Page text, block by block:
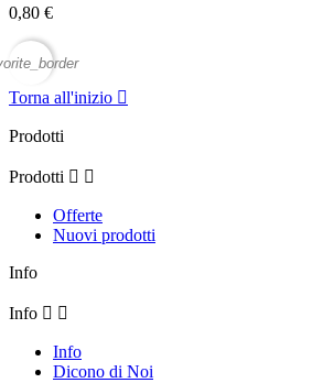
0,80 €
Torna all'inizio 
Prodotti
Prodotti  
Offerte
Nuovi prodotti
Info
Info  
Info
Dicono di Noi